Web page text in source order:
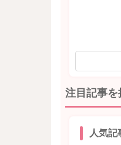
注目記事を
人気記